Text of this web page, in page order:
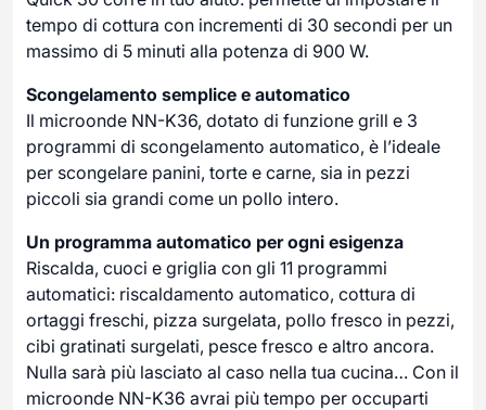
tempo di cottura con incrementi di 30 secondi per un
massimo di 5 minuti alla potenza di 900 W.
Scongelamento semplice e automatico
Il microonde NN-K36, dotato di funzione grill e 3
programmi di scongelamento automatico, è l’ideale
per scongelare panini, torte e carne, sia in pezzi
piccoli sia grandi come un pollo intero.
Un programma automatico per ogni esigenza
Riscalda, cuoci e griglia con gli 11 programmi
automatici: riscaldamento automatico, cottura di
ortaggi freschi, pizza surgelata, pollo fresco in pezzi,
cibi gratinati surgelati, pesce fresco e altro ancora.
Nulla sarà più lasciato al caso nella tua cucina… Con il
microonde NN-K36 avrai più tempo per occuparti